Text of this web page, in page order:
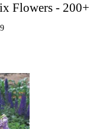
Flowers - 200+
DI LISTINO